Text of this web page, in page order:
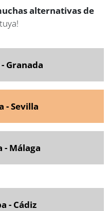
alternativas de
Granada
- Sevilla
- Málaga
- Cádiz